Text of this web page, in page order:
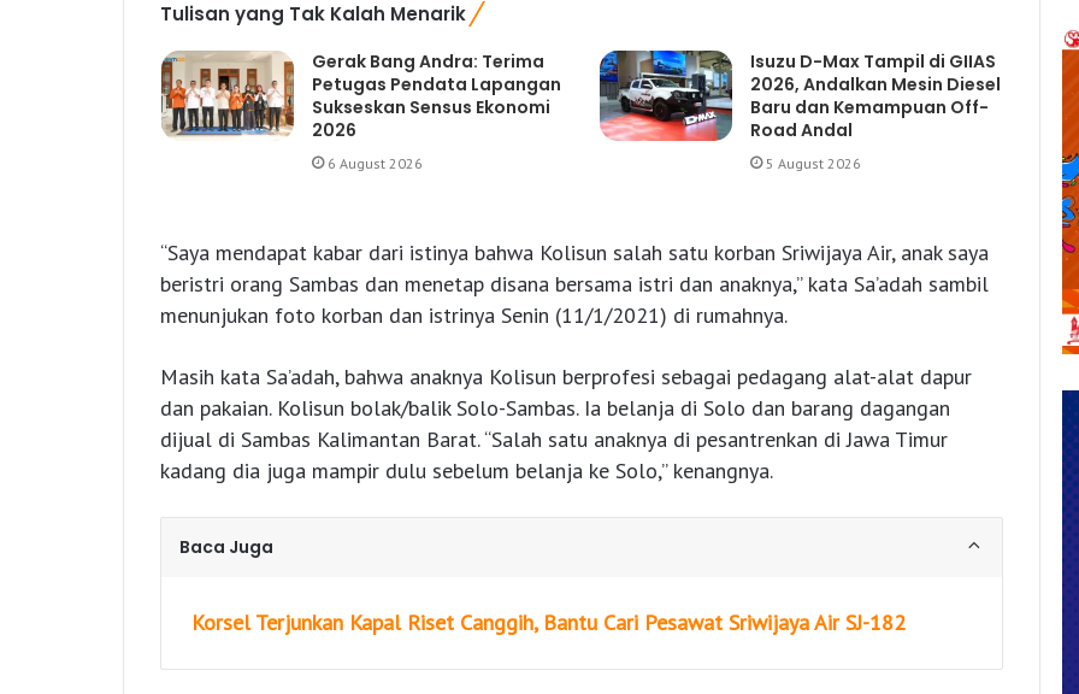
Tulisan yang Tak Kalah Menarik
Gerak Bang Andra: Terima
Petugas Pendata Lapangan
Sukseskan Sensus Ekonomi
2026
6 August 2026
Isuzu D-Max Tampil di GIIAS
2026, Andalkan Mesin Diesel
Baru dan Kemampuan Off-
Road Andal
5 August 2026
“Saya mendapat kabar dari istinya bahwa Kolisun salah satu korban Sriwijaya Air, anak saya
beristri orang Sambas dan menetap disana bersama istri dan anaknya,” kata Sa’adah sambil
menunjukan foto korban dan istrinya Senin (11/1/2021) di rumahnya.
Masih kata Sa’adah, bahwa anaknya Kolisun berprofesi sebagai pedagang alat-alat dapur
dan pakaian. Kolisun bolak/balik Solo-Sambas. Ia belanja di Solo dan barang dagangan
dijual di Sambas Kalimantan Barat. “Salah satu anaknya di pesantrenkan di Jawa Timur
kadang dia juga mampir dulu sebelum belanja ke Solo,” kenangnya.
Baca Juga
Korsel Terjunkan Kapal Riset Canggih, Bantu Cari Pesawat Sriwijaya Air SJ-182